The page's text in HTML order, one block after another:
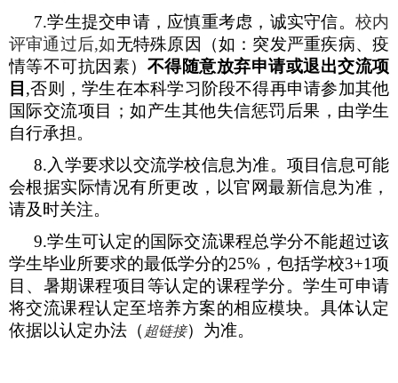
7.学生提交申请，应慎重考虑，诚实守信。 校内
评审通过后,如无特殊原因（如：突发严重疾病、疫
情等不可抗因素） 不得随意放弃申请或退出交流项
目 ,否则，学生在本科学习阶段不得再申请参加其他
国际交流项目；如产生其他失信惩罚后果，由学生
自行承担。
8. 入学要求以交流学校信息为准。项目信息可能
会根据实际情况有所更改，以官网最新信息为准，
请及时关注。
9.学生可认定的国际交流课程总学分不能超过该
学生毕业所要求的最低学分的25% ，包括学校3+1项
目、暑期课程项目等认定的课程学分。学生可申请
将交流课程认定至培养方案的相应模块。具体认定
依据以认定办法（ 超链接）为准。